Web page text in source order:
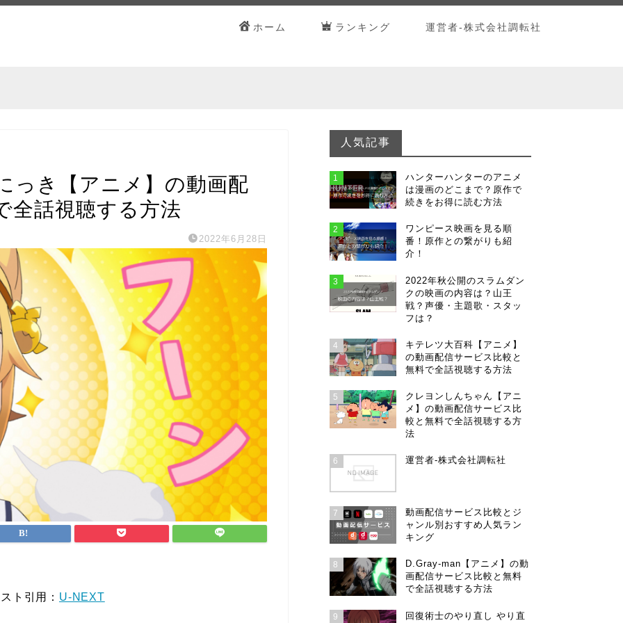
ホーム ランキング 運営者-株式会社調転社
っき【アニメ】の動画配
全話視聴する方法
2022年6月28日
ト引用： U-NEXT
人気記事
1
ハンターハンターのアニメ
は漫画のどこまで？原作で
続きをお得に読む方法
2
ワンピース映画を見る順
番！原作との繋がりも紹
介！
3
2022年秋公開のスラムダン
クの映画の内容は？山王
戦？声優・主題歌・スタッ
フは？
4
キテレツ大百科【アニメ】
の動画配信サービス比較と
無料で全話視聴する方法
5
クレヨンしんちゃん【アニ
メ】の動画配信サービス比
較と無料で全話視聴する方
法
6 運営者-株式会社調転社
7
動画配信サービス比較とジ
ャンル別おすすめ人気ラン
キング
8
D.Gray-man【アニメ】の動
画配信サービス比較と無料
で全話視聴する方法
9
回復術士のやり直し やり直